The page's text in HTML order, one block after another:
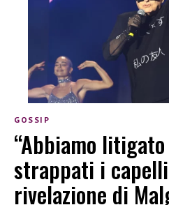
GOSSIP
“Abbiamo
strappati i
rivelazione di